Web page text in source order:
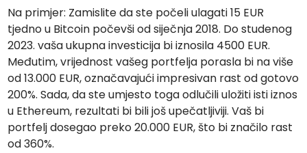
Na primjer: Zamislite da ste počeli ulagati 15 EUR
tjedno u Bitcoin počevši od siječnja 2018. Do studenog
2023. vaša ukupna investicija bi iznosila 4500 EUR.
Međutim, vrijednost vašeg portfelja porasla bi na više
od 13.000 EUR, označavajući impresivan rast od gotovo
200%. Sada, da ste umjesto toga odlučili uložiti isti iznos
u Ethereum, rezultati bi bili još upečatljiviji. Vaš bi
portfelj dosegao preko 20.000 EUR, što bi značilo rast
od 360%.